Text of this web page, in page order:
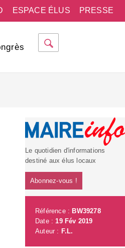
PRESSE
ESPACE ÉLUS
Le quotidien d'informations
destiné aux élus locaux
Abonnez-vous !
Référence : BW39278
Date :19 Fév 2019
Auteur : F.L.